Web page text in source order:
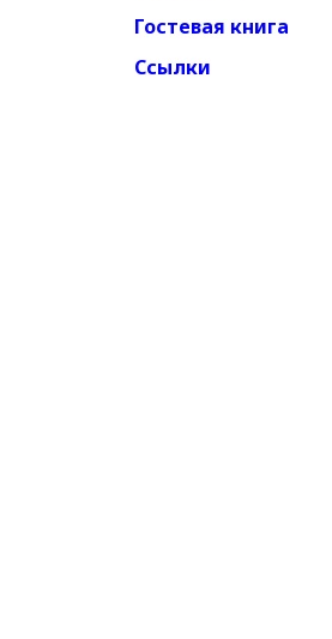
Гостевая книга
Ссылки